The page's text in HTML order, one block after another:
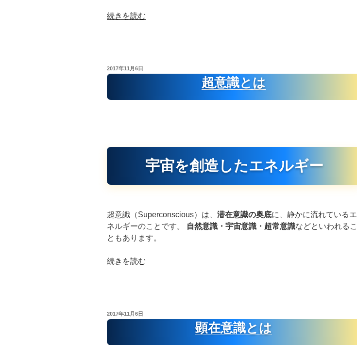
“ワ
ス
投
ら
こ
こ
チ
続きを読む
投
稿
2017年11月6日
超意識とは
宇宙を創造したエネルギー
超意識（Superconscious）は、 潜在意識の奥底に、静かに流れているエ
ネルギーのことです。
自然意識・宇宙意識・超常意識などといわれるこ
ともあります。
“超
の
続きを読む
投
稿
2017年11月6日
顕在意識とは